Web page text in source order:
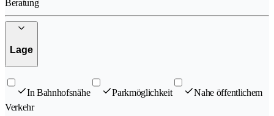
Beratung
Lage
In Bahnhofsnähe Parkmöglichkeit
Nahe öffentlichem
Verkehr